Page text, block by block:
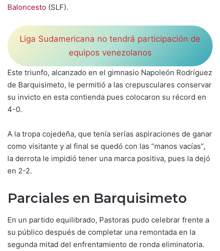
Baloncesto (SLF).
Liga Sudamericana no tendrá participación de
equipos venezolanos
Este triunfo, alcanzado en el gimnasio Napoleón Rodríguez
de Barquisimeto, le permitió a las crepusculares conservar
su invicto en esta contienda pues colocaron su récord en
4-0.
A la tropa cojedeña, que tenía serías aspiraciones de ganar
como visitante y al final se quedó con las “manos vacías”,
la derrota le impidió tener una marca positiva, pues la dejó
en 2-2.
Parciales en Barquisimeto
En un partido equilibrado, Pastoras pudo celebrar frente a
su público después de completar una remontada en la
segunda mitad del enfrentamiento de ronda eliminatoria.